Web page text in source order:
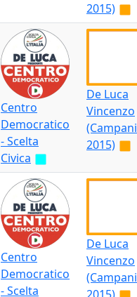
2015)
Centro
Democratico
- Scelta
Civica
De Luca
Vincenzo
2015)
Centro
Democratico
- Scelta
De Luca
Vincenzo